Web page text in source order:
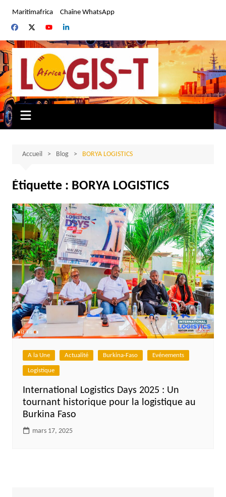
contenu
Maritimafrica Chaîne WhatsApp
Accueil Blog BORYA LOGISTICS
Étiquette : BORYA LOGISTICS
A la Une Actualité Burkina-Faso Evénements
Logistique
International Logistics Days 2025 : Un
tournant historique pour la logistique au
Burkina Faso
mars 17, 2025